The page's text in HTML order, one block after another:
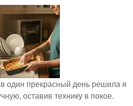
один прекрасный день решила я
оставив технику в покое.